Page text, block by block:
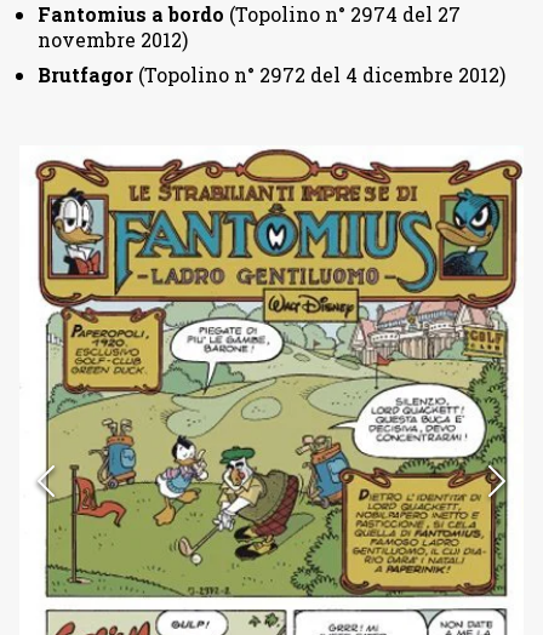
Fantomius a bordo (Topolino n° 2974 del 27
novembre 2012)
Brutfagor (Topolino n° 2972 del 4 dicembre 2012)